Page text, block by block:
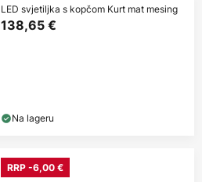
LED svjetiljka s kopčom Kurt mat mesing
138,65 €
Na lageru
RRP -6,00 €